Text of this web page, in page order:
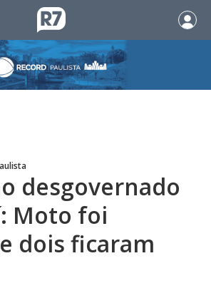
desgovernado
Moto foi
dois ficaram